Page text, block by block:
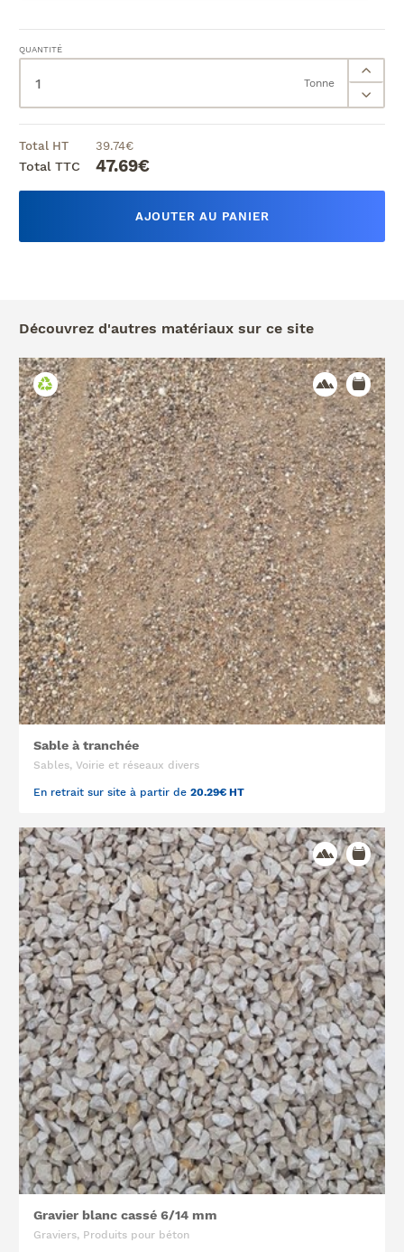
QUANTITÉ
Tonne
Total HT 39.74€
Total TTC 47.69€
AJOUTER AU PANIER
Découvrez d'autres matériaux sur ce site
Sable à tranchée
Sables, Voirie et réseaux divers
En retrait sur site à partir de 20.29€ HT
Gravier blanc cassé 6/14 mm
Graviers, Produits pour béton